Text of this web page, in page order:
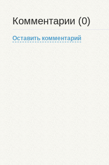
Комментарии (0)
Оставить комментарий